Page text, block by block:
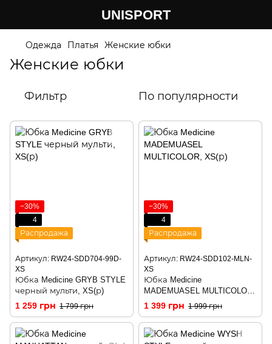
UNISPORT
Одежда Платья Женские юбки
Женские юбки
Фильтр По популярности
−30%
4
Распродажа
Артикул: RW24-SDD704-99D-
XS
Юбка Medicine GRYB STYLE
черный мульти, XS(р)
1 259 грн 1 799 грн
−30%
4
Распродажа
Артикул: RW24-SDD102-MLN-
XS
Юбка Medicine
MADEMUASEL MULTICOLOR,
XS(р)
1 399 грн 1 999 грн